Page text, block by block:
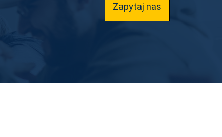
Zapytaj nas